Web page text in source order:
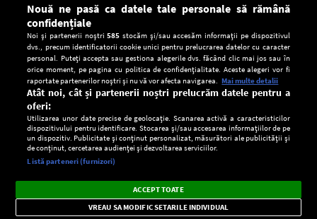
CONFIDENŢIALITATE
Setări:
Dark
Mode
Radio live, podcasturi, știri și alerte
importante.
×
Nouă ne pasă ca datele tale personale să rămână
confidențiale
Noi și partenerii noștri585 stocăm și/sau accesăm informații pe dispozitivul
dvs., precum identificatorii cookie unici pentru prelucrarea datelor cu caracter
personal. Puteți accepta sau gestiona alegerile dvs. făcând clic mai jos sau în
orice moment, pe pagina cu politica de confidențialitate. Aceste alegeri vor fi
raportate partenerilor noștri și nu vă vor afecta navigarea. Mai multe detalii
Atât noi, cât și partenerii noștri prelucrăm datele pentru a
oferi:
Utilizarea unor date precise de geolocație. Scanarea activă a caracteristicilor
dispozitivului pentru identificare. Stocarea și/sau accesarea informațiilor de pe
un dispozitiv. Publicitate și conținut personalizat, măsurători ale publicității și
de conținut, cercetarea audienței și dezvoltarea serviciilor.
Listă parteneri (furnizori)
ACCEPT TOATE
VREAU SA MODIFIC SETARILE INDIVIDUAL